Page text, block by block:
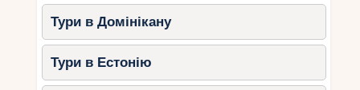
Рів’єра-Майя відома своїми білими пляжами,
сенотами та преміальними курортами.
Найкращі готелі:
Тури в Домінікану
Тури в Естонію